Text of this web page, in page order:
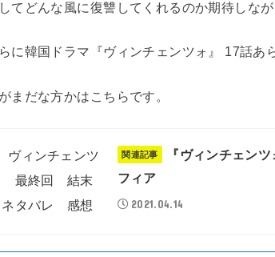
てどんな風に復讐してくれるのか期待しなが
に韓国ドラマ『ヴィンチェンツォ』 17話あ
まだな方かはこちらです。
関連記事
『ヴィンチェン
フィア
2021.04.14